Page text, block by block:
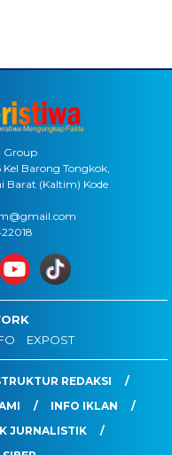
Group
Kel Barong Tongkok,
Barat (Kaltim) Kode
EXPOST
REDAKSI
INFO IKLAN
JURNALISTIK